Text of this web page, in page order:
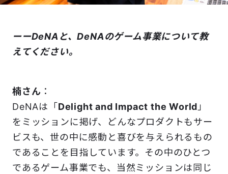
ーーDeNAと、DeNAのゲーム事業について教
えてください。
楠さん ：
DeNAは「 Delight and Impact the World 」
をミッションに掲げ、どんなプロダクトもサー
ビスも、世の中に感動と喜びを与えられるもの
であることを目指しています。その中のひとつ
であるゲーム事業でも、当然ミッションは同じ